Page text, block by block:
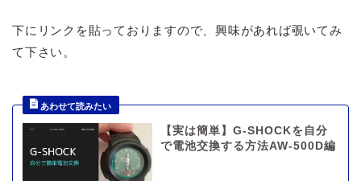
下にリンクを貼っておりますので、興味があれば覗いてみ
て下さい。
【実は簡単】G-SHOCKを自分
で電池交換する方法AW-500D編